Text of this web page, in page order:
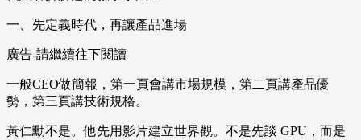
一、先定義時代，再讓產品進場
廣告-請繼續往下閱讀
一般CEO做簡報，第一頁會講市場規模，第二頁講產品優
勢，第三頁講技術規格。
黃仁勳不是。他先用影片建立世界觀。不是先談 GPU，而是